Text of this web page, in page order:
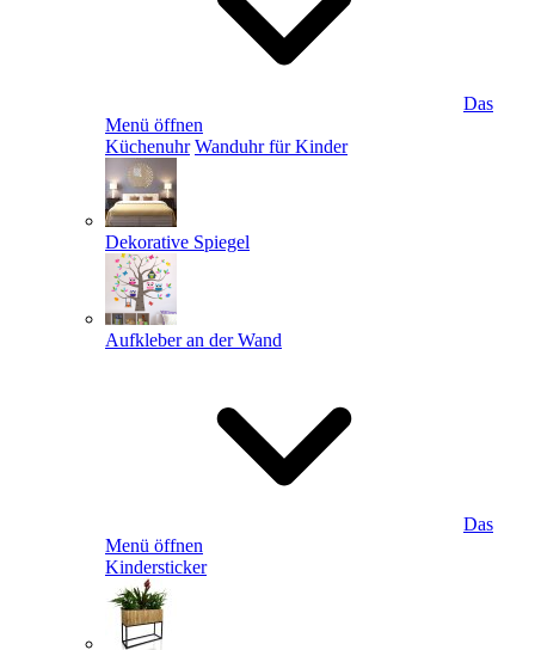
Das
Menü öffnen
Küchenuhr Wanduhr für Kinder
Dekorative Spiegel
Aufkleber an der Wand
Das
Menü öffnen
Kindersticker